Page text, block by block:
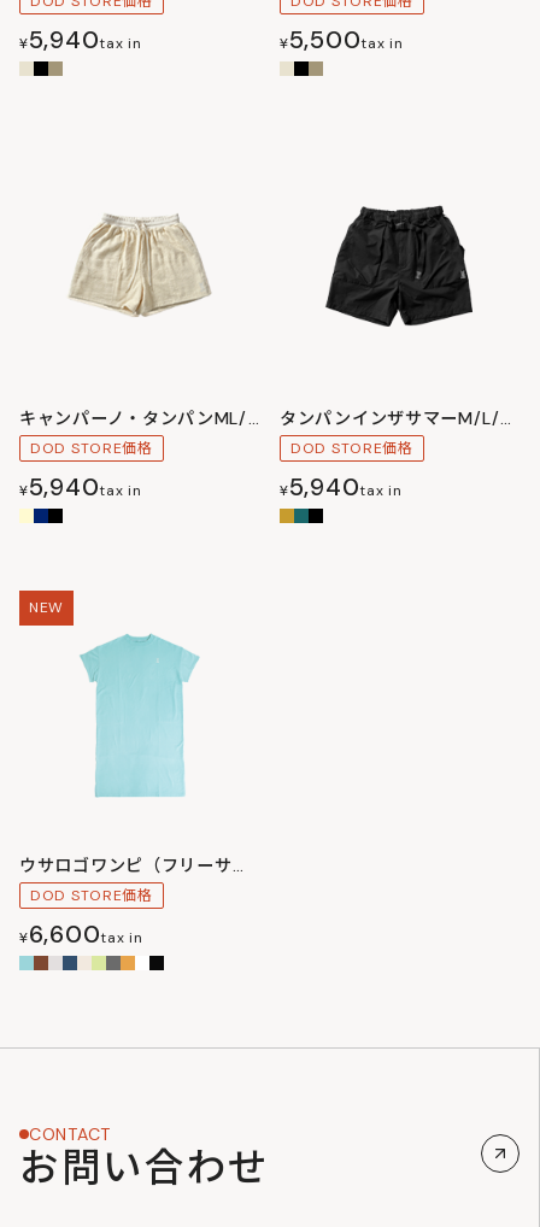
¥5,940tax in ¥5,500tax in
キャンパーノ・タンパンML/LXL
DOD STORE価格
¥5,940tax in
タンパンインザサマーM/L/XL
DOD STORE価格
¥5,940tax in
NEW
ウサロゴワンピ（フリーサイズ）
DOD STORE価格
¥6,600tax in
CONTACT
お問い合わせ